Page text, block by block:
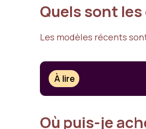
Quels sont
Les modèles récents
À lire
Où puis-je